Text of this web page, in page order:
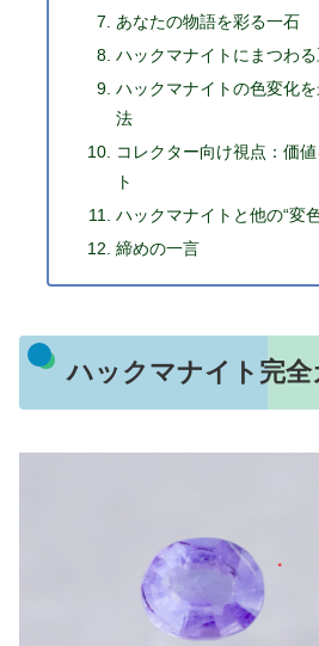
あなたの物語を彩る一石
ハックマナイトにまつわ
ハックマナイトの色変化
法
コレクター向け視点：価
ト
ハックマナイトと他の“変
締めの一言
ハックマナイト完全